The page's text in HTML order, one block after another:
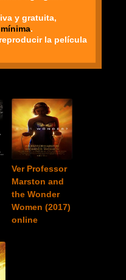
y gratuita,
.
la película
Ver Professor
Marston and
the Wonder
Women (2017)
online